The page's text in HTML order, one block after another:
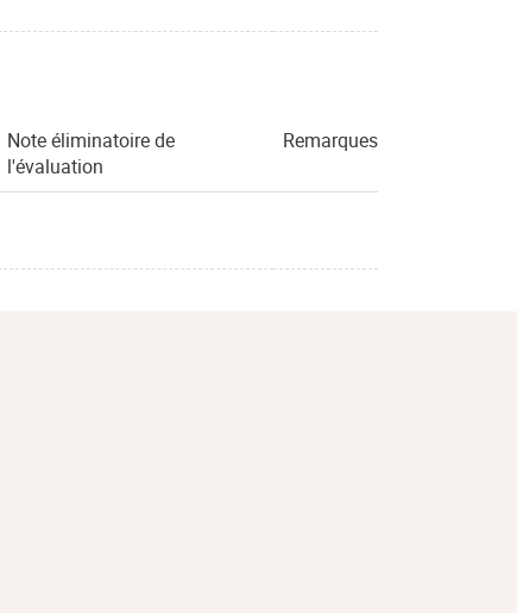
Note éliminatoire de
l'évaluation
Remarques